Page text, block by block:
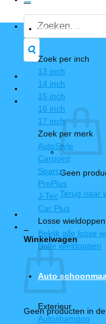
naar:
Login / Registreren
Geen
Terug naar
Winkelwagen
Geen producten in de
Wieldoppen
Zoek per inch
13 inch
14 inch
15 inch
16 inch
17 inch
Zoek per merk
AutoStyle
Carpoint
Sparco
ProPlus
J-Tec
Car Plus
Losse wieldoppen
Bekijk alle losse
Bolle wieldoppen
Auto
Exterieur
Autoshampoo